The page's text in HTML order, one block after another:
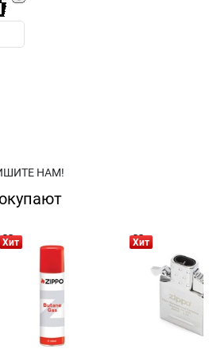
НАМ!
Хит Хит